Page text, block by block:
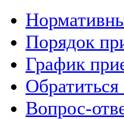
Порядок
График
Вопрос-